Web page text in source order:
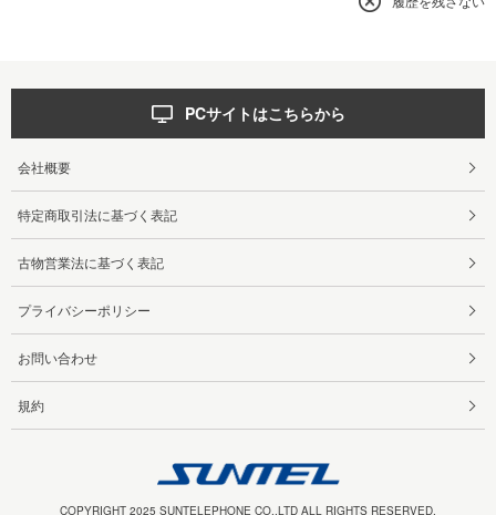
PCサイトはこちらから
会社概要
特定商取引法に基づく表記
古物営業法に基づく表記
プライバシーポリシー
お問い合わせ
規約
COPYRIGHT 2025 SUNTELEPHONE CO.,LTD ALL RIGHTS RESERVED.